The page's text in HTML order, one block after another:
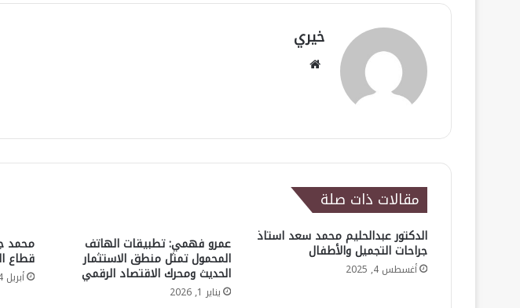
خيري
مقالات ذات صلة
الدكتور عبدالحليم محمد سعد استاذ
جراحات التجميل والأطفال
أغسطس 4, 2025
عمرو فهمي: تطبيقات الهاتف
المحمول تمثل منطق الاستثمار
الحديث ومحرك الاقتصاد الرقمي
يناير 1, 2026
محمد
قطاع
أبريل 14, 2024